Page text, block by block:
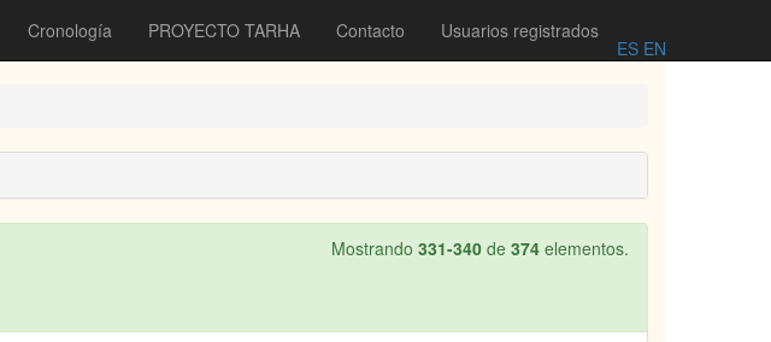
Cronología PROYECTO TARHA Contacto Usuarios registrados
ES EN
Mostrando 331-340 de 374 elementos.